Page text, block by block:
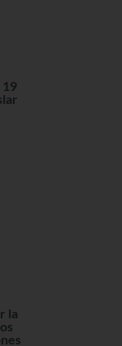
19
la